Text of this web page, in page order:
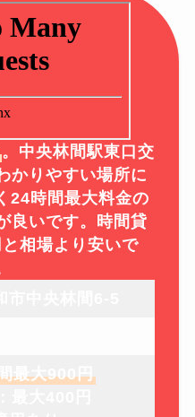
。中央林間駅東口交
かりやすい場所に
24時間最大料金の
良いです。時間貸
相場より安いで
最大900円